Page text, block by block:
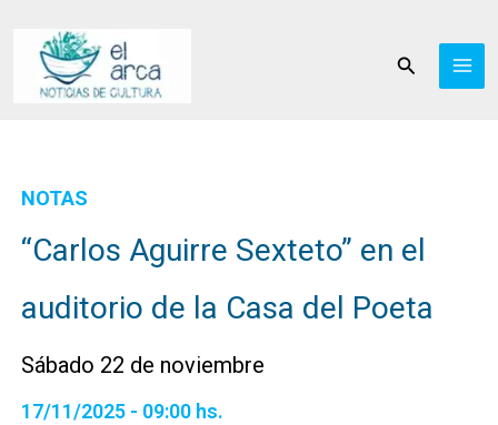
contenido
Buscar
NOTAS
“Carlos Aguirre Sexteto” en el
auditorio de la Casa del Poeta
Sábado 22 de noviembre
17/11/2025 - 09:00 hs.